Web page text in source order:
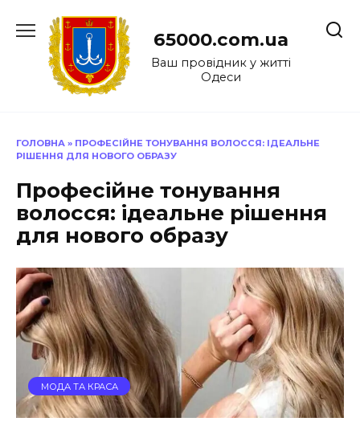
до
65000.com.ua
Ваш провідник у житті
Одеси
ГОЛОВНА » ПРОФЕСІЙНЕ ТОНУВАННЯ ВОЛОССЯ: ІДЕАЛЬНЕ
РІШЕННЯ ДЛЯ НОВОГО ОБРАЗУ
Професійне тонування
волосся: ідеальне рішення
для нового образу
МОДА ТА КРАСА